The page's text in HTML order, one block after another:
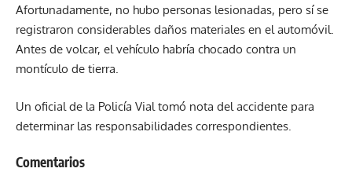
Afortunadamente, no hubo personas lesionadas, pero sí se
registraron considerables daños materiales en el automóvil.
Antes de volcar, el vehículo habría chocado contra un
montículo de tierra.
Un oficial de la Policía Vial tomó nota del accidente para
determinar las responsabilidades correspondientes.
Comentarios